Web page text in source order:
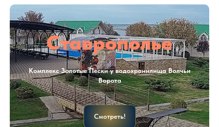
Ставрополье
Комплекс Золотые Пески у водохранилища Волчьи
Ворота
Смотреть!